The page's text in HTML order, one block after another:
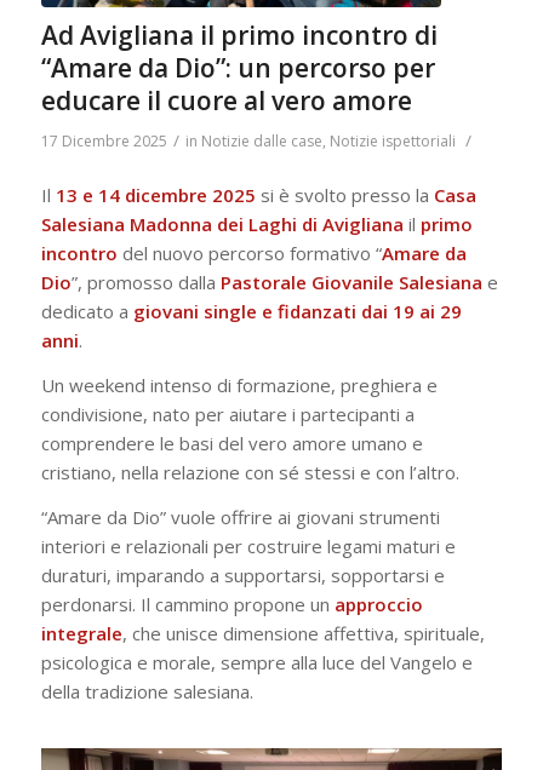
Ad Avigliana il primo incontro di
“Amare da Dio”: un percorso per
educare il cuore al vero amore
17 Dicembre 2025 / in Notizie dalle case, Notizie ispettoriali /
Il 13 e 14 dicembre 2025 si è svolto presso la Casa
Salesiana Madonna dei Laghi di Avigliana il primo
incontro del nuovo percorso formativo “Amare da
Dio”, promosso dalla Pastorale Giovanile Salesiana e
dedicato a giovani single e fidanzati dai 19 ai 29
anni.
Un weekend intenso di formazione, preghiera e
condivisione, nato per aiutare i partecipanti a
comprendere le basi del vero amore umano e
cristiano, nella relazione con sé stessi e con l’altro.
“Amare da Dio” vuole offrire ai giovani strumenti
interiori e relazionali per costruire legami maturi e
duraturi, imparando a supportarsi, sopportarsi e
perdonarsi. Il cammino propone un approccio
integrale, che unisce dimensione affettiva, spirituale,
psicologica e morale, sempre alla luce del Vangelo e
della tradizione salesiana.